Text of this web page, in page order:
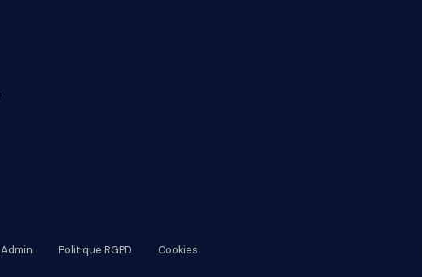
Admin Politique RGPD Cookies